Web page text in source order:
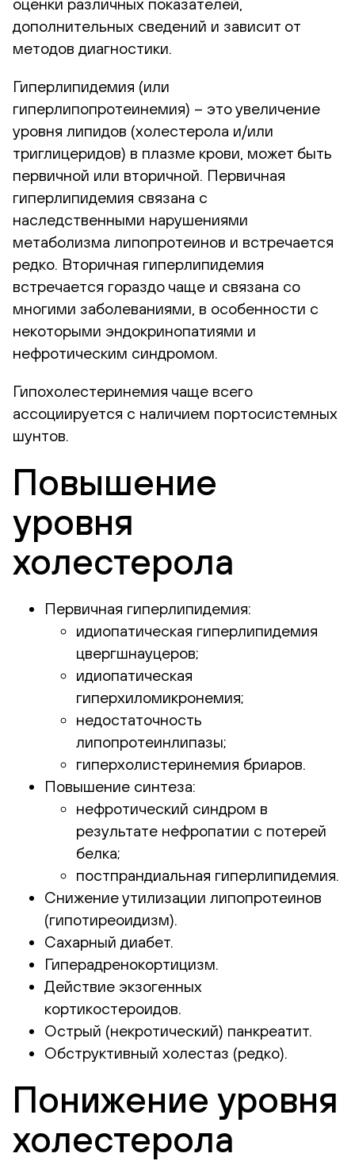
дополнительных сведений и зависит от
методов диагностики.
Гиперлипидемия (или
гиперлипопротеинемия) – это увеличение
уровня липидов (холестерола и/или
триглицеридов) в плазме крови, может быть
первичной или вторичной. Первичная
гиперлипидемия связана с
наследственными нарушениями
метаболизма липопротеинов и встречается
редко. Вторичная гиперлипидемия
встречается гораздо чаще и связана со
многими заболеваниями, в особенности с
некоторыми эндокринопатиями и
нефротическим синдромом.
Гипохолестеринемия чаще всего
ассоциируется с наличием портосистемных
шунтов.
Повышение
уровня
холестерола
Первичная гиперлипидемия:
идиопатическая гиперлипидемия
цвергшнауцеров;
идиопатическая
гиперхиломикронемия;
недостаточность
липопротеинлипазы;
гиперхолистеринемия бриаров.
Повышение синтеза:
нефротический синдром в
результате нефропатии с потерей
белка;
постпрандиальная гиперлипидемия.
Снижение утилизации липопротеинов
(гипотиреоидизм).
Сахарный диабет.
Гиперадренокортицизм.
Действие экзогенных
кортикостероидов.
Острый (некротический) панкреатит.
Обструктивный холестаз (редко).
Понижение уровня
холестерола